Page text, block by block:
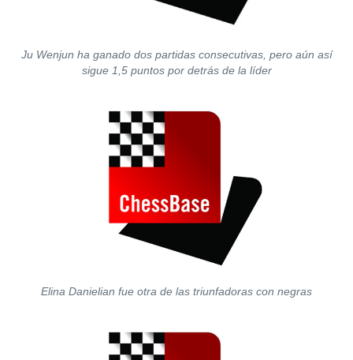
Ju Wenjun ha ganado dos partidas consecutivas, pero aún así
sigue 1,5 puntos por detrás de la líder
Elina Danielian fue otra de las triunfadoras con negras